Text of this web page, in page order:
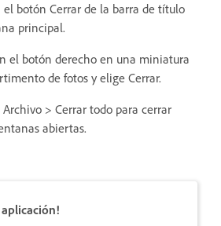
el botón Cerrar de la barra de título
principal.
el botón derecho en una miniatura
de fotos y elige Cerrar.
> Cerrar todo para cerrar
abiertas.